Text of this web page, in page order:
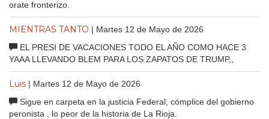
orate fronterizo.
MIENTRAS TANTO | Martes 12 de Mayo de 2026
EL PRESI DE VACACIONES TODO EL AÑO COMO HACE 3
YAAA LLEVANDO BLEM PARA LOS ZAPATOS DE TRUMP,,
Luis | Martes 12 de Mayo de 2026
Sigue en carpeta en la justicia Federal, cómplice del gobierno
peronista , lo peor de la historia de La Rioja.